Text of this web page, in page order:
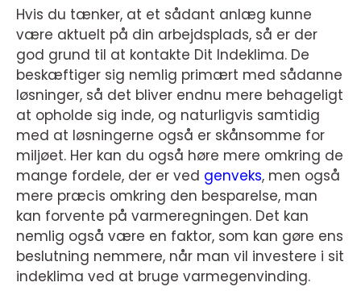
Hvis du tænker, at et sådant anlæg kunne
være aktuelt på din arbejdsplads, så er der
god grund til at kontakte Dit Indeklima. De
beskæftiger sig nemlig primært med sådanne
løsninger, så det bliver endnu mere behageligt
at opholde sig inde, og naturligvis samtidig
med at løsningerne også er skånsomme for
miljøet. Her kan du også høre mere omkring de
mange fordele, der er ved genveks, men også
mere præcis omkring den besparelse, man
kan forvente på varmeregningen. Det kan
nemlig også være en faktor, som kan gøre ens
beslutning nemmere, når man vil investere i sit
indeklima ved at bruge varmegenvinding.